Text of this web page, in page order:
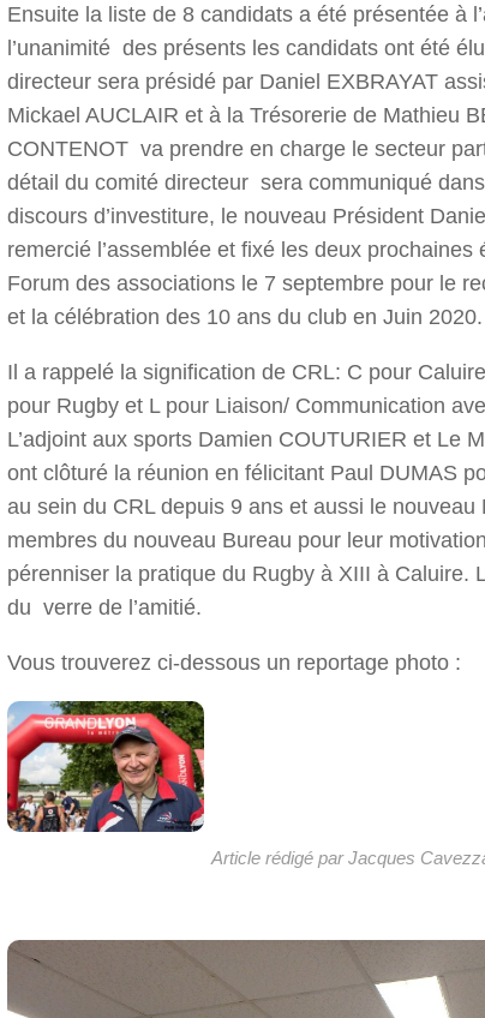
Ensuite la liste de 8 candidats a été présentée à
l’unanimité des présents les candidats ont été
directeur sera présidé par Daniel EXBRAYAT
Mickael AUCLAIR et à la Trésorerie de Mathieu
CONTENOT va prendre en charge le secteur
détail du comité directeur sera communiqué
discours d’investiture, le nouveau Président
remercié l’assemblée et fixé les deux
Forum des associations le 7 septembre pour le
et la célébration des 10 ans du club en Juin 2020.
Il a rappelé la signification de CRL: C pour
pour Rugby et L pour Liaison/ Communication
L’adjoint aux sports Damien COUTURIER et Le
ont clôturé la réunion en félicitant Paul DUMAS
au sein du CRL depuis 9 ans et aussi le nouveau
membres du nouveau Bureau pour leur
pérenniser la pratique du Rugby à XIII à Caluire.
du verre de l’amitié.
Vous trouverez ci-dessous un reportage photo :
Article rédigé par Jacques